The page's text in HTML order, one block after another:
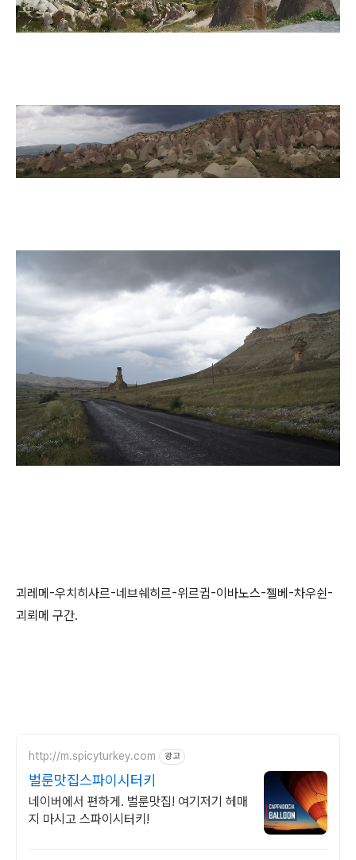
괴레메-우치히사르-네브쉐히르-위르귑-이바노스-젤베-차우쉰-
괴뢰메 구간.
http://m.spicyturkey.com 광고
벌룬맛집스파이시터키
네이버에서 편하게. 벌룬맛집! 여기저기 헤매
지 마시고 스파이시터키!